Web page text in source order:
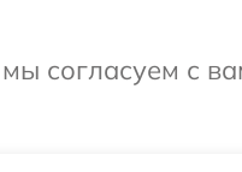
согласуем с